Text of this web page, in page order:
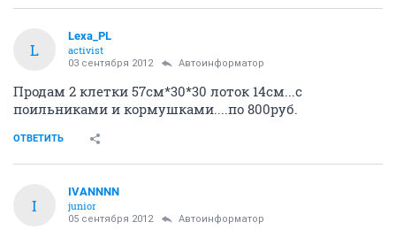
L
Lexa_PL
activist
03 сентября 2012 Автоинформатор
Продам 2 клетки 57см*30*30 лоток 14см...с
поильниками и кормушками....по 800руб.
ОТВЕТИТЬ
I
IVANNNN
junior
05 сентября 2012 Автоинформатор